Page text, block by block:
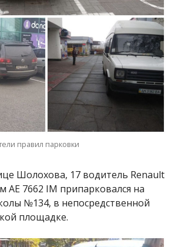
правил парковки
Шолохова, 17 водитель Renault
АЕ 7662 ІМ припарковался на
№134, в непосредственной
площадке.